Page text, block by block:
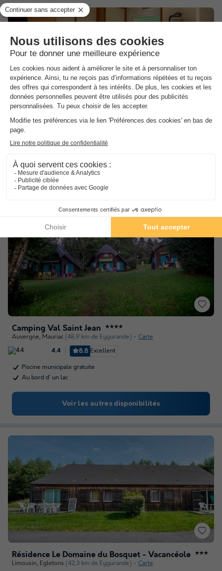
Camping Le Soustran
Limousin
Voir les autres disponibilités
Camping Val Saint Jean ★★★★
Auvergne, Mauriac (48,9 km de Eygurande) Carte
4.4 8.8 Excellent
Piscine municipale gratuite
Au bord d' un lac
Voir les autres disponibilités
Résidence Le Domaine du Bosquet - Vacancéole ★★★
Limousin, Egletons (42,3 km de Eygurande) Carte